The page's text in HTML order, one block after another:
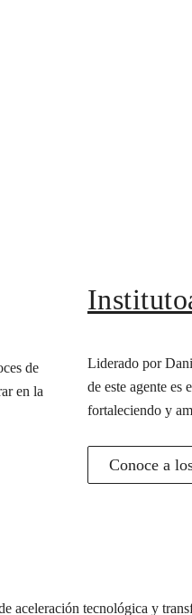
de
en la
Liderado por
de este agente es
fortaleciendo y
Conoce a
aceleración tecnológica y